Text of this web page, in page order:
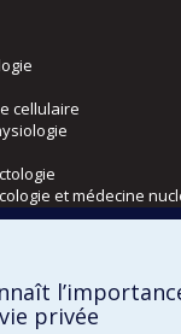
cellulaire
et médecine
de l’activité
privée